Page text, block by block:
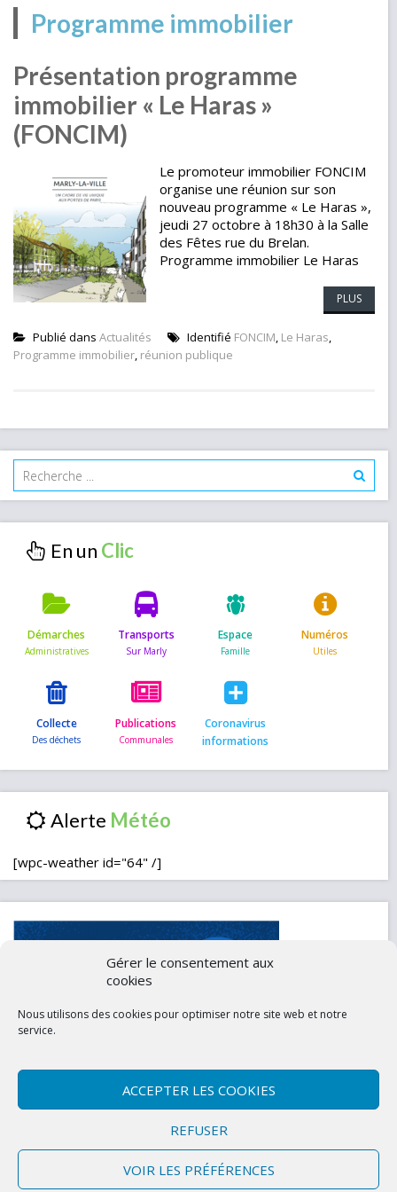
Gérer le consentement aux
cookies
Nous utilisons des cookies pour optimiser notre site web et notre
service.
ACCEPTER LES COOKIES
REFUSER
VOIR LES PRÉFÉRENCES
Programme immobilier
Présentation programme
immobilier « Le Haras »
(FONCIM)
Le promoteur immobilier FONCIM
organise une réunion sur son
nouveau programme « Le Haras »,
jeudi 27 octobre à 18h30 à la Salle
des Fêtes rue du Brelan.
Programme immobilier Le Haras
PLUS
Publié dans Actualités Identifié FONCIM, Le Haras,
Programme immobilier, réunion publique
En un
Démarches Transports Espace Numéros
Collecte Publications
Coronavirus
informations
Alerte
[wpc-weather id="64" /]
Politique de confidentialité (UE)
Copyright © 2026 Marly-la-Ville Site conçu et développé par l'Union des